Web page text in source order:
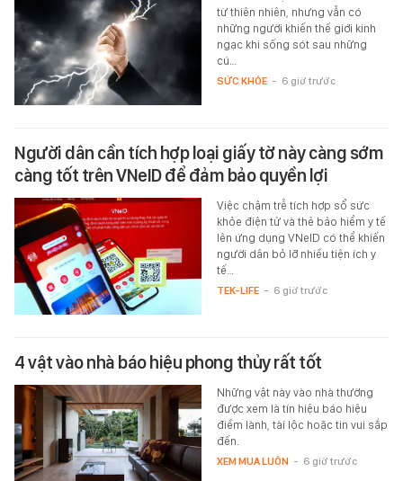
từ thiên nhiên, nhưng vẫn có
những người khiến thế giới kinh
ngạc khi sống sót sau những
cú…
SỨC KHỎE - 6 giờ trước
Người dân cần tích hợp loại giấy tờ này càng sớm
càng tốt trên VNeID để đảm bảo quyền lợi
Việc chậm trễ tích hợp sổ sức
khỏe điện tử và thẻ bảo hiểm y tế
lên ứng dụng VNeID có thể khiến
người dân bỏ lỡ nhiều tiện ích y
tế…
TEK-LIFE - 6 giờ trước
4 vật vào nhà báo hiệu phong thủy rất tốt
Những vật này vào nhà thường
được xem là tín hiệu báo hiệu
điềm lành, tài lộc hoặc tin vui sắp
đến.
XEM MUA LUÔN - 6 giờ trước